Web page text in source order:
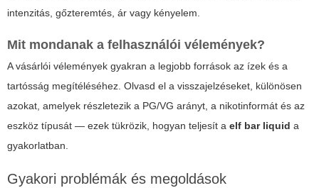
intenzitás, gőzteremtés, ár vagy kényelem.
Mit mondanak a felhasználói vélemények?
A vásárlói vélemények gyakran a legjobb források az ízek és a
tartósság megítéléséhez. Olvasd el a visszajelzéseket, különösen
azokat, amelyek részletezik a PG/VG arányt, a nikotinformát és az
eszköz típusát — ezek tükrözik, hogyan teljesít a elf bar liquid a
gyakorlatban.
Gyakori problémák és megoldások